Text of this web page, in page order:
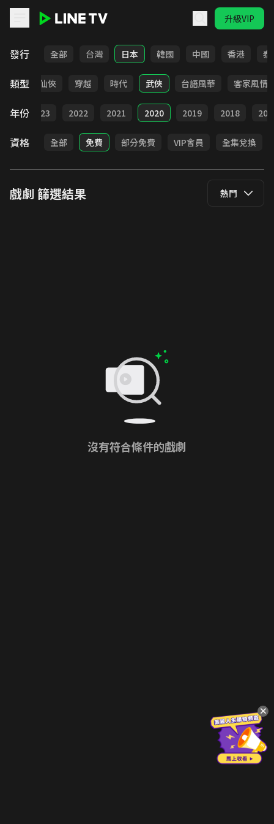
升級VIP
發行 全部 台灣 日本 韓國 中國 香港 泰
類型
療癒 仙俠 穿越 時代 武俠 台語風華 客家風情
年份 2023 2022 2021 2020 2019 2018
資格 全部 免費 部分免費 VIP會員 全集兌換
戲劇 篩選結果 熱門
沒有符合條件的戲劇